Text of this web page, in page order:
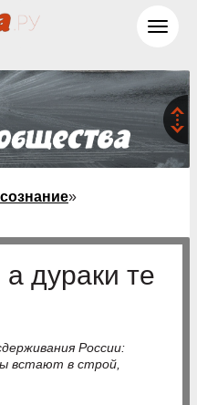
»
дураки те
России:
встают в строй,